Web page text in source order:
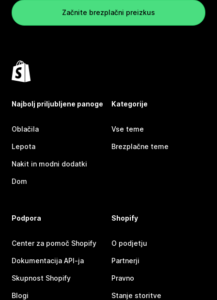
Začnite brezplačni preizkus
Najbolj priljubljene panoge
Oblačila
Lepota
Nakit in modni dodatki
Dom
Kategorije
Vse teme
Brezplačne teme
Podpora
Center za pomoč Shopify
Dokumentacija API-ja
Skupnost Shopify
Blogi
Shopify
O podjetju
Partnerji
Pravno
Stanje storitve